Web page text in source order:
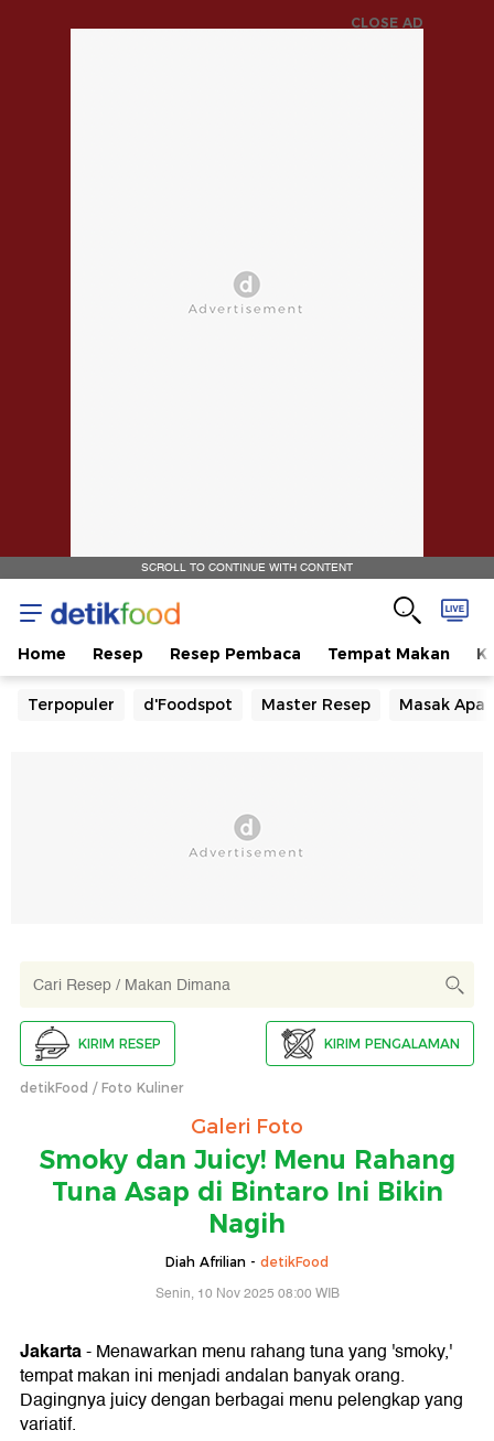
CLOSE AD
SCROLL TO CONTINUE WITH CONTENT
Home Resep Resep Pembaca Tempat Makan
Terpopuler d'Foodspot Master Resep Masak Apa
KIRIM RESEP KIRIM PENGALAMAN
detikFood Foto Kuliner
Galeri Foto
Smoky dan Juicy! Menu Rahang
Tuna Asap di Bintaro Ini Bikin
Nagih
Diah Afrilian - detikFood
Senin, 10 Nov 2025 08:00 WIB
Jakarta- Menawarkan menu rahang tuna yang 'smoky,'
tempat makan ini menjadi andalan banyak orang.
Dagingnya juicy dengan berbagai menu pelengkap yang
variatif.